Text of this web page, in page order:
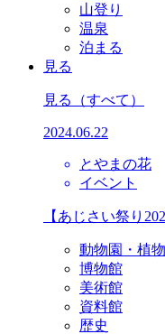
山登り
温泉
泊まる
見る
見る （すべて）
2024.06.22
とやまの花
イベント
【あじさい祭り
動物園・植
博物館
美術館
資料館
歴史